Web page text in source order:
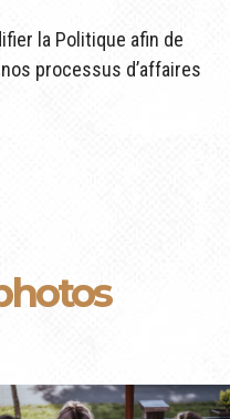
la Politique afin de
processus d’affaires